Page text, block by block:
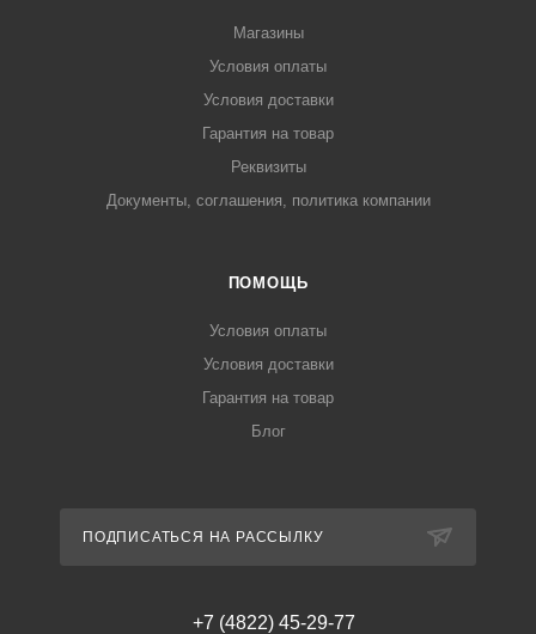
Магазины
Условия оплаты
Условия доставки
Гарантия на товар
Реквизиты
Документы, соглашения, политика компании
ПОМОЩЬ
Условия оплаты
Условия доставки
Гарантия на товар
Блог
ПОДПИСАТЬСЯ НА РАССЫЛКУ
+7 (4822) 45-29-77